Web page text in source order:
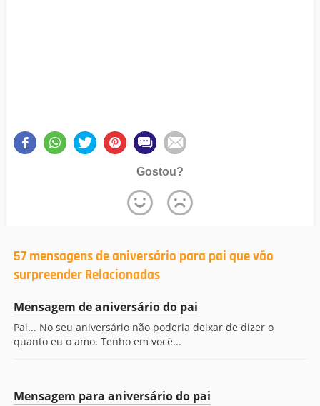
Gostou?
57 mensagens de aniversário para pai que vão
surpreender Relacionadas
Mensagem de aniversário do pai
Pai... No seu aniversário não poderia deixar de dizer o
quanto eu o amo. Tenho em você...
Mensagem para aniversário do pai